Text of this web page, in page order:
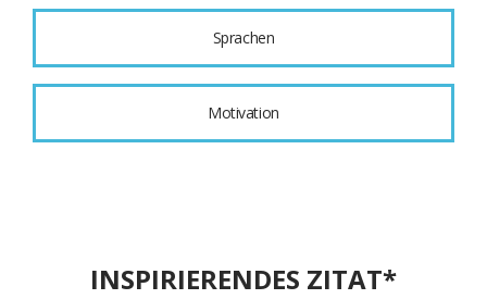
Sprachen
Motivation
INSPIRIERENDES ZITAT*